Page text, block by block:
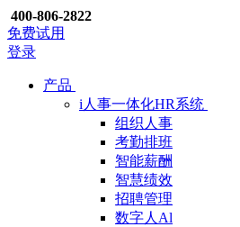
400-806-2822
免费试用
登录
产品
i人事一体化HR系统
组织人事
考勤排班
智能薪酬
智慧绩效
招聘管理
数字人Al